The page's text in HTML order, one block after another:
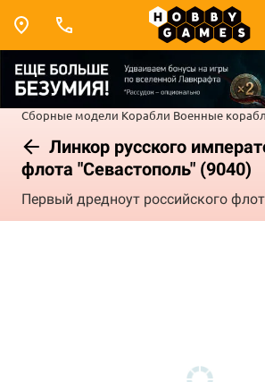
Сборные модели Корабли Военные
Линкор русского
флота "Севастополь" (9040)
Первый дредноут российского